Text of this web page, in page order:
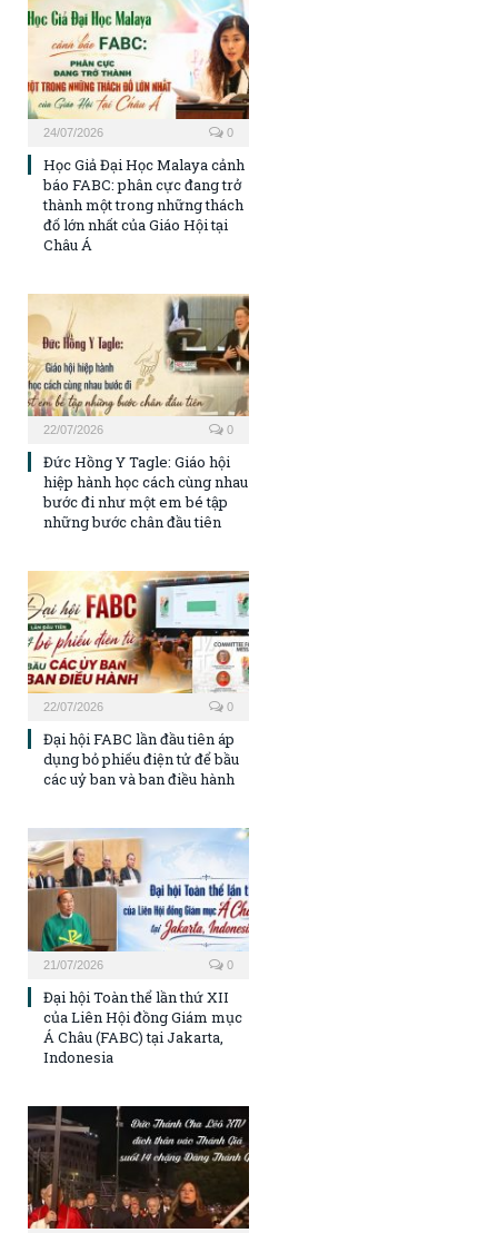
24/07/2026 0
Học Giả Đại Học Malaya cảnh
báo FABC: phân cực đang trở
thành một trong những thách
đố lớn nhất của Giáo Hội tại
Châu Á
22/07/2026 0
Đức Hồng Y Tagle: Giáo hội
hiệp hành học cách cùng nhau
bước đi như một em bé tập
những bước chân đầu tiên
22/07/2026 0
Đại hội FABC lần đầu tiên áp
dụng bỏ phiếu điện tử để bầu
các uỷ ban và ban điều hành
21/07/2026 0
Đại hội Toàn thể lần thứ XII
của Liên Hội đồng Giám mục
Á Châu (FABC) tại Jakarta,
Indonesia